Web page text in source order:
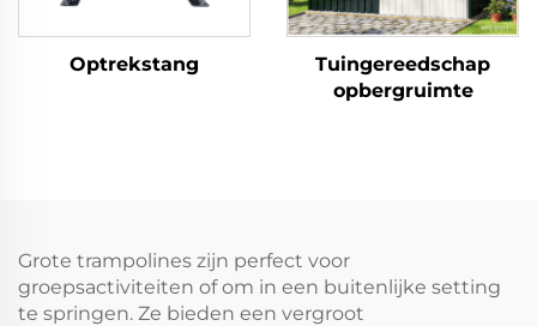
Optrekstang
Tuingereedschap
opbergruimte
Grote trampolines zijn perfect voor
groepsactiviteiten of om in een buitenlijke setting
te springen. Ze bieden een vergroot